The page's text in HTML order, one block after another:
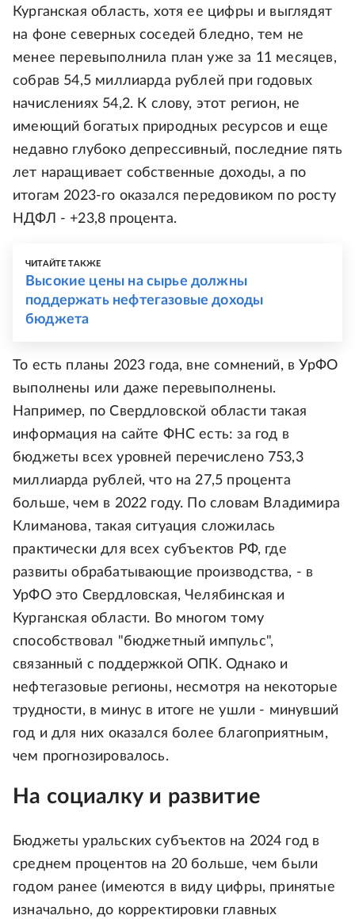
Курганская область, хотя ее цифры и выглядят
на фоне северных соседей бледно, тем не
менее перевыполнила план уже за 11 месяцев,
собрав 54,5 миллиарда рублей при годовых
начислениях 54,2. К слову, этот регион, не
имеющий богатых природных ресурсов и еще
недавно глубоко депрессивный, последние пять
лет наращивает собственные доходы, а по
итогам 2023-го оказался передовиком по росту
НДФЛ - +23,8 процента.
ЧИТАЙТЕ ТАКЖЕ
Высокие цены на сырье должны
поддержать нефтегазовые доходы
бюджета
То есть планы 2023 года, вне сомнений, в УрФО
выполнены или даже перевыполнены.
Например, по Свердловской области такая
информация на сайте ФНС есть: за год в
бюджеты всех уровней перечислено 753,3
миллиарда рублей, что на 27,5 процента
больше, чем в 2022 году. По словам Владимира
Климанова, такая ситуация сложилась
практически для всех субъектов РФ, где
развиты обрабатывающие производства, - в
УрФО это Свердловская, Челябинская и
Курганская области. Во многом тому
способствовал "бюджетный импульс",
связанный с поддержкой ОПК. Однако и
нефтегазовые регионы, несмотря на некоторые
трудности, в минус в итоге не ушли - минувший
год и для них оказался более благоприятным,
чем прогнозировалось.
На социалку и развитие
Бюджеты уральских субъектов на 2024 год в
среднем процентов на 20 больше, чем были
годом ранее (имеются в виду цифры, принятые
изначально, до корректировки главных